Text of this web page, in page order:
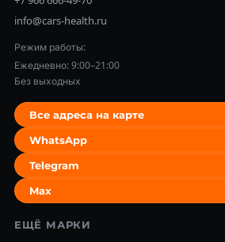
info@cars-health.ru
Режим работы:
Ежедневно: 9:00–21:00
Без выходных
Все адреса на карте
WhatsApp
Telegram
Max
ЕЩЁ МАРКИ